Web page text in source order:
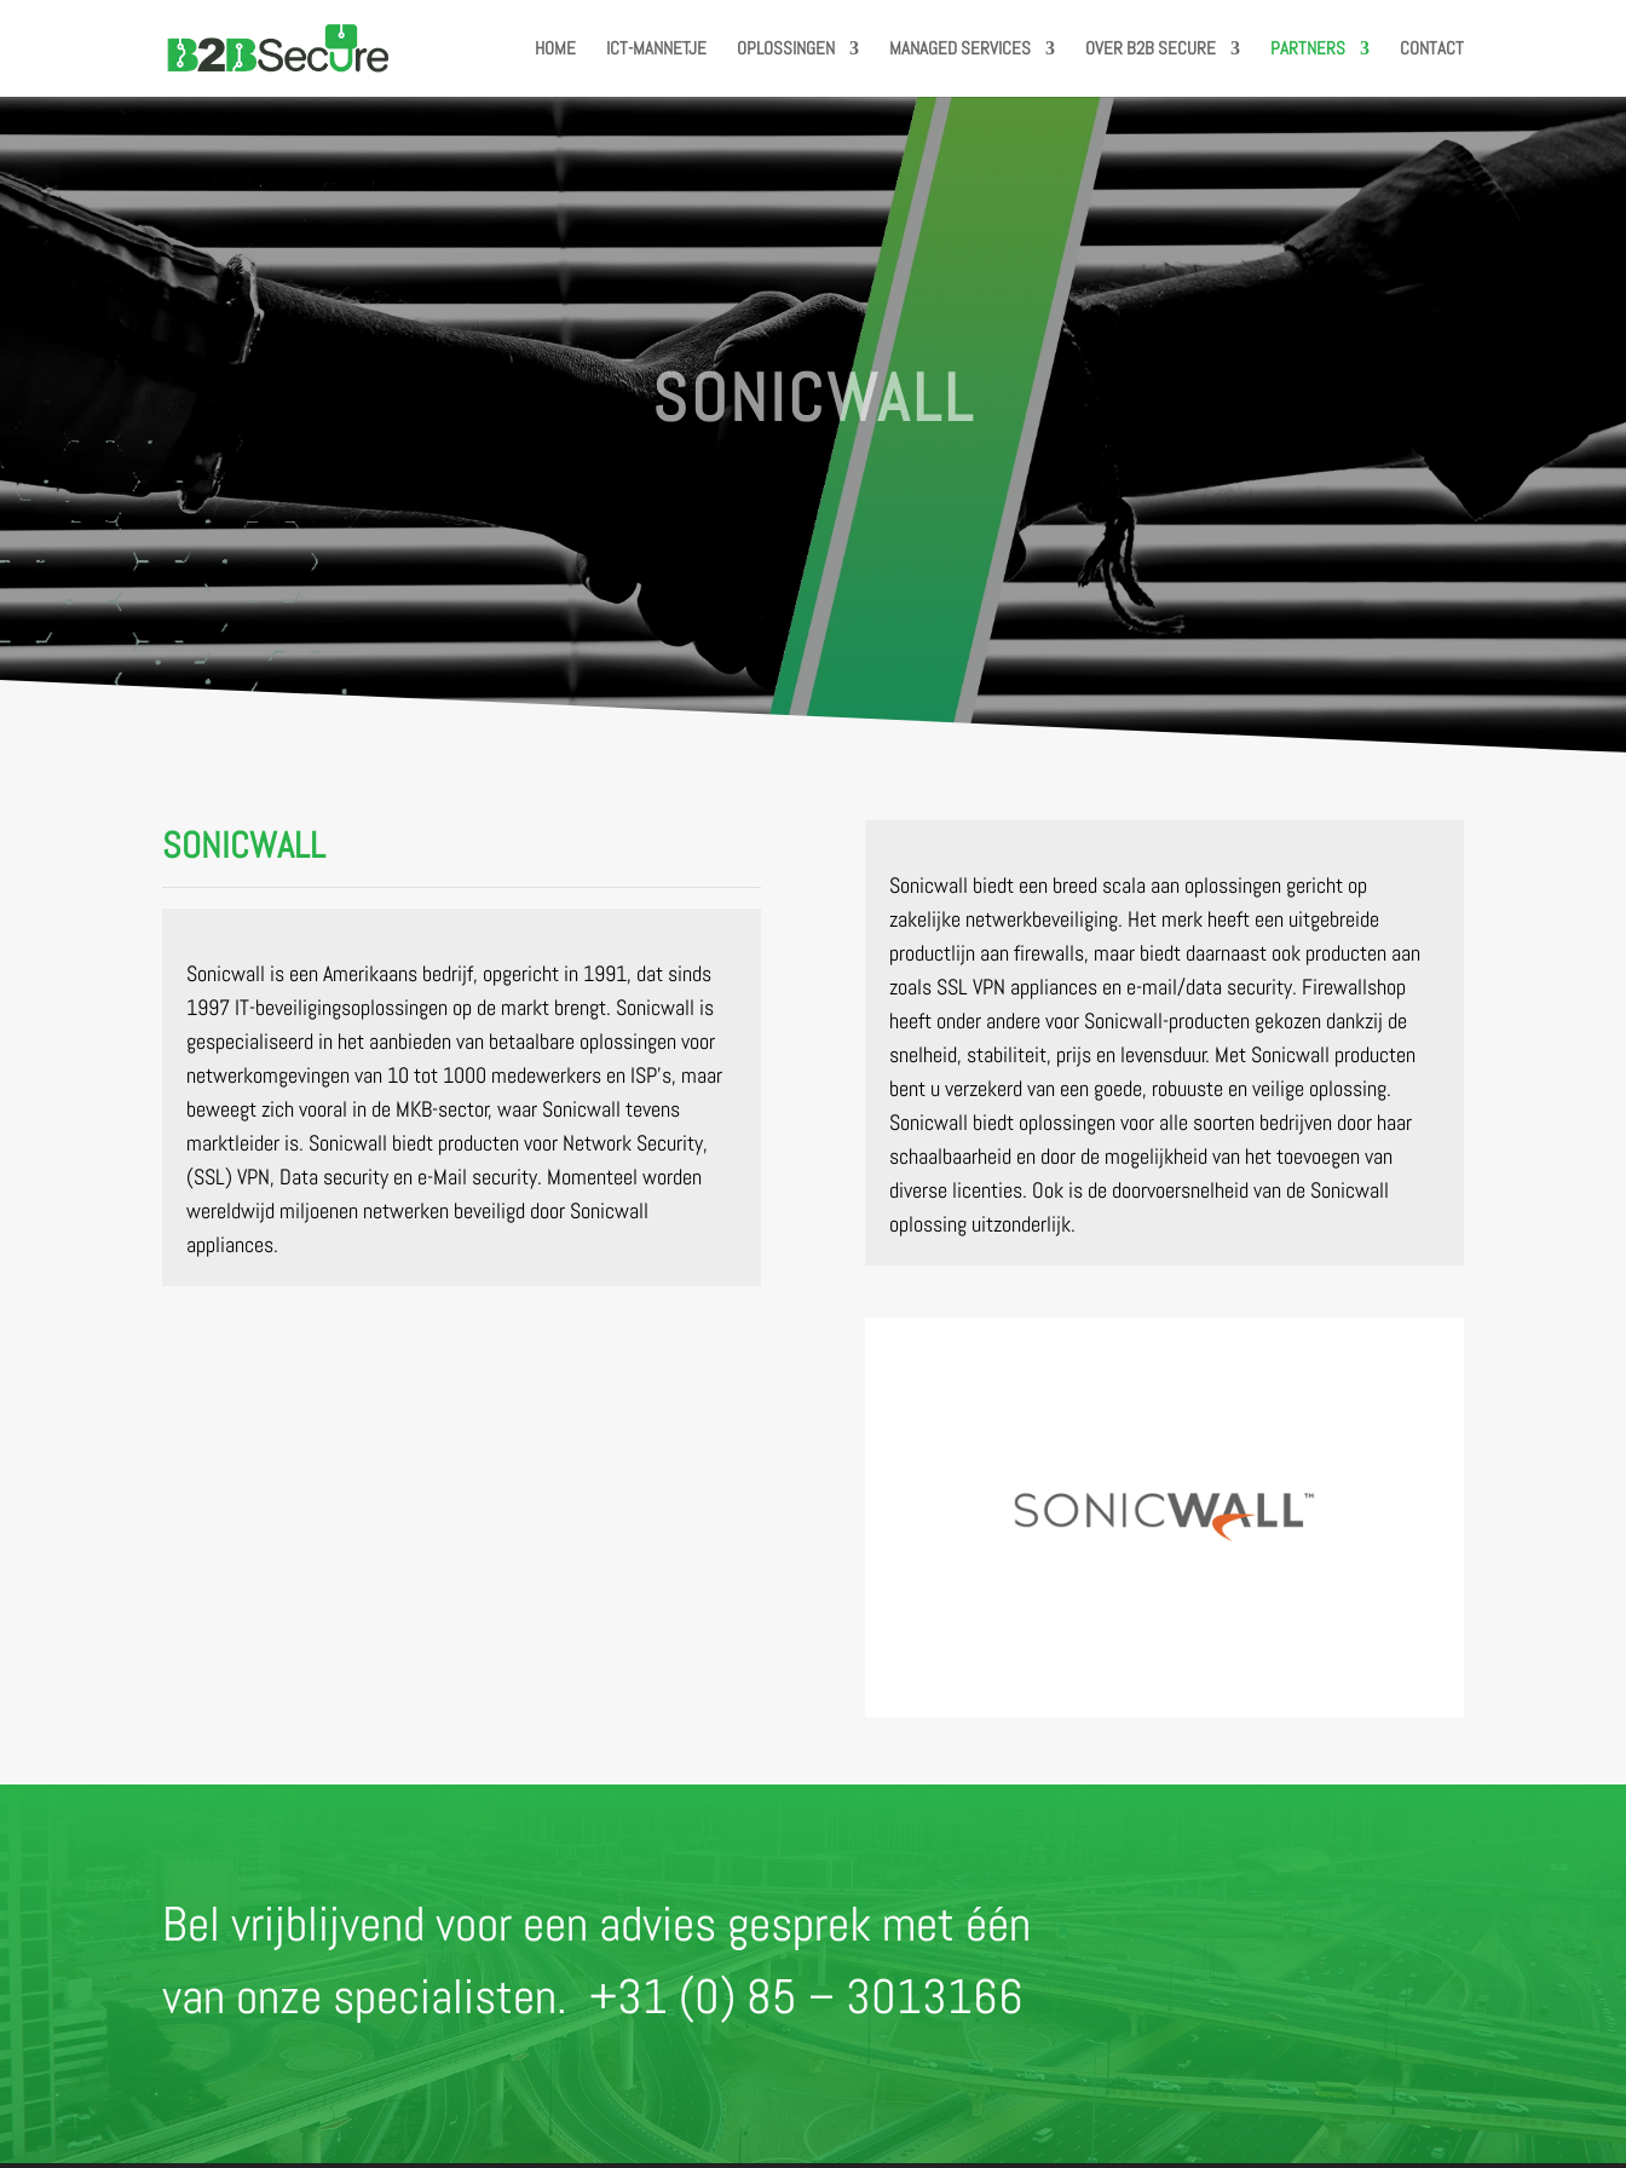
HOME ICT-MANNETJE OPLOSSINGEN MANAGED SERVICES OVER B2B SECURE PARTNERS CONTACT
SONICWALL
SONICWALL
Sonicwall is een Amerikaans bedrijf, opgericht in 1991, dat sinds
1997 IT-beveiligingsoplossingen op de markt brengt. Sonicwall is
gespecialiseerd in het aanbieden van betaalbare oplossingen voor
netwerkomgevingen van 10 tot 1000 medewerkers en ISP’s, maar
beweegt zich vooral in de MKB-sector, waar Sonicwall tevens
marktleider is. Sonicwall biedt producten voor Network Security,
(SSL) VPN, Data security en e-Mail security. Momenteel worden
wereldwijd miljoenen netwerken beveiligd door Sonicwall
appliances.
Sonicwall biedt een breed scala aan oplossingen gericht op
zakelijke netwerkbeveiliging. Het merk heeft een uitgebreide
productlijn aan firewalls, maar biedt daarnaast ook producten aan
zoals SSL VPN appliances en e-mail/data security. Firewallshop
heeft onder andere voor Sonicwall-producten gekozen dankzij de
snelheid, stabiliteit, prijs en levensduur. Met Sonicwall producten
bent u verzekerd van een goede, robuuste en veilige oplossing.
Sonicwall biedt oplossingen voor alle soorten bedrijven door haar
schaalbaarheid en door de mogelijkheid van het toevoegen van
diverse licenties. Ook is de doorvoersnelheid van de Sonicwall
oplossing uitzonderlijk.
Bel vrijblijvend voor een advies gesprek met één
van onze specialisten.+31 (0) 85 – 3013166